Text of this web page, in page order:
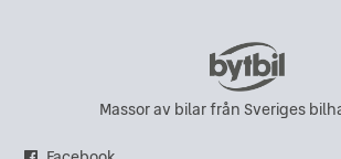
Massor av bilar från Sveriges